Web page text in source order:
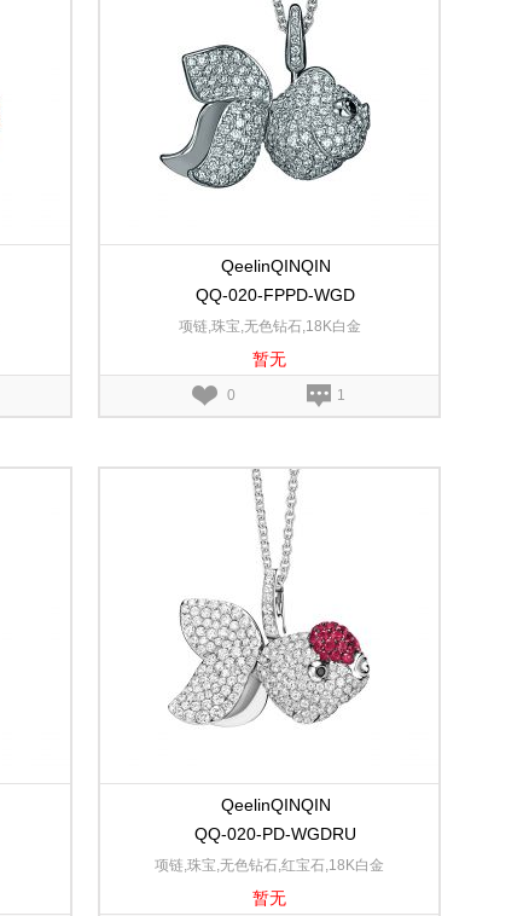
QeelinQINQIN
QQ-020-FPPD-WGD
项链,珠宝,无色钻石,18K白金
暂无
0 1
QeelinQINQIN
QQ-020-PD-WGDRU
项链,珠宝,无色钻石,红宝石,18K白金
暂无